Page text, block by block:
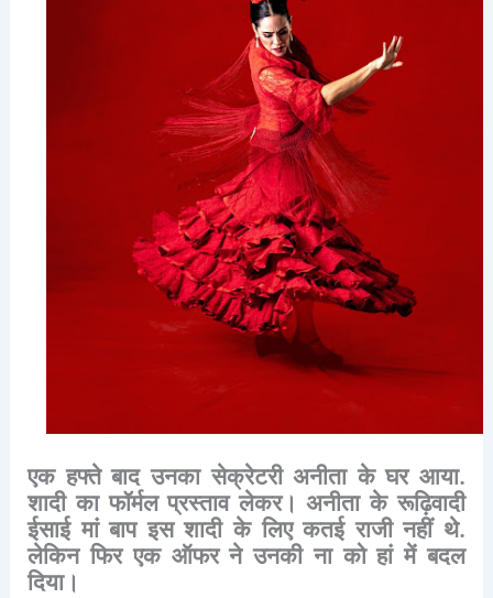
एक हफ्ते बाद उनका सेक्रेटरी अनीता के घर आया.
शादी का फॉर्मल प्रस्ताव लेकर। अनीता के रूढ़िवादी
ईसाई मां बाप इस शादी के लिए कतई राजी नहीं थे.
लेकिन फिर एक ऑफर ने उनकी ना को हां में बदल
दिया।